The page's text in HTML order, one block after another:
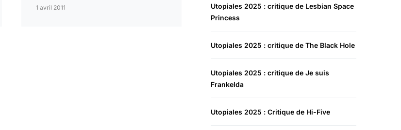
1 avril 2011
Utopiales 2025 : critique de Lesbian Space
Princess
Utopiales 2025 : critique de The Black Hole
Utopiales 2025 : critique de Je suis
Frankelda
Utopiales 2025 : Critique de Hi-Five